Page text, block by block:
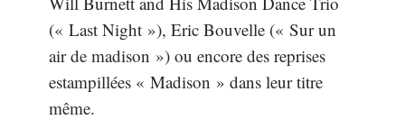
(« Last Night »), Eric Bouvelle (« Sur un
air de madison ») ou encore des reprises
estampillées « Madison » dans leur titre
même.